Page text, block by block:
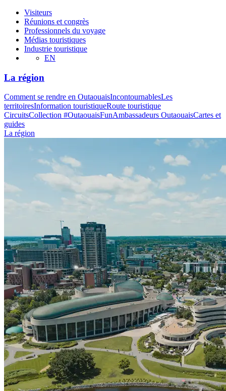
Visiteurs
Réunions et congrès
Professionnels du voyage
Médias touristiques
Industrie touristique
EN
La région
Comment se rendre en OutaouaisIncontournablesLes
territoiresInformation touristiqueRoute touristique
CircuitsCollection #OutaouaisFunAmbassadeurs OutaouaisCartes et
guides
La région